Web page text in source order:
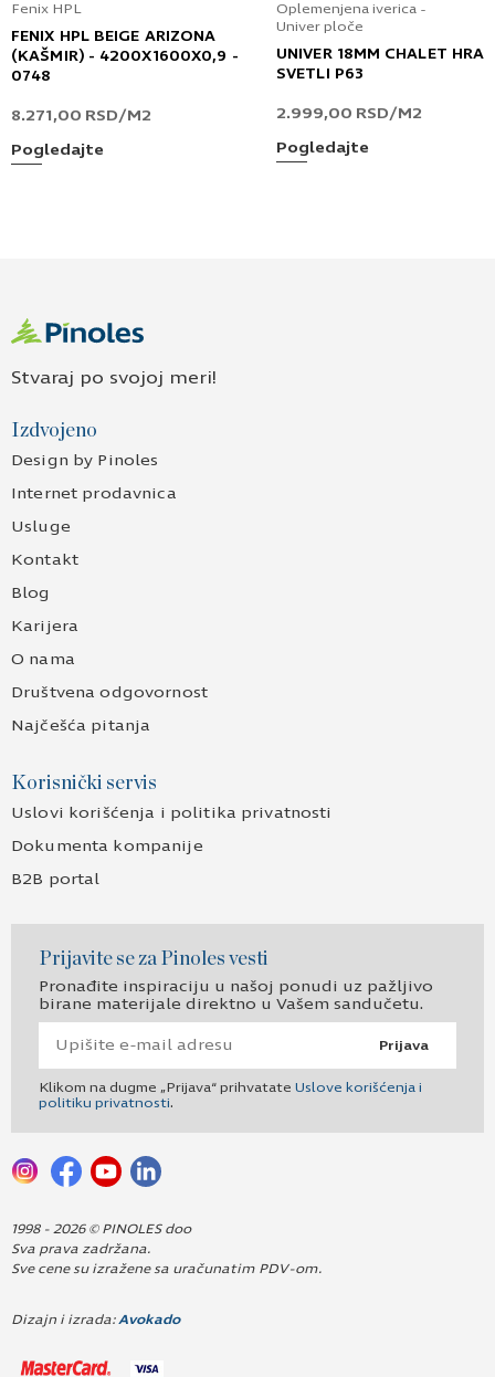
Fenix HPL
FENIX HPL BEIGE ARIZONA
(KAŠMIR) - 4200X1600X0,9 -
0748
8.271,00 RSD/M2
Pogledajte
Oplemenjena iverica -
Univer ploče
UNIVER 18MM CHALET
SVETLI P63
2.999,00 RSD/M2
Pogledajte
Stvaraj po svojoj meri!
Izdvojeno
Design by Pinoles
Internet prodavnica
Usluge
Kontakt
Blog
Karijera
O nama
Društvena odgovornost
Najčešća pitanja
Korisnički servis
Uslovi korišćenja i politika privatnosti
Dokumenta kompanije
B2B portal
Prijavite se za Pinoles vesti
Pronađite inspiraciju u našoj ponudi uz pažljivo
birane materijale direktno u Vašem sandučetu.
Prijava
Klikom na dugme „Prijava“ prihvatate Uslove korišćenja i
politiku privatnosti.
1998 - 2026 © PINOLES doo
Sva prava zadržana.
Sve cene su izražene sa uračunatim PDV-om.
Dizajn i izrada: Avokado